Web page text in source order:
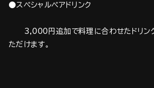
●スペシャルペアドリンク
3,000円追加で料理に合わせたドリン
ただけます。